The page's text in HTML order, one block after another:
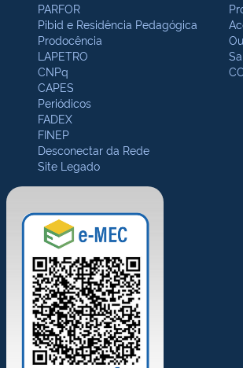
PARFOR
Pibid e Residência Pedagógica
Prodocência
LAPETRO
CNPq
CAPES
Periódicos
FADEX
FINEP
Desconectar da Rede
Site Legado